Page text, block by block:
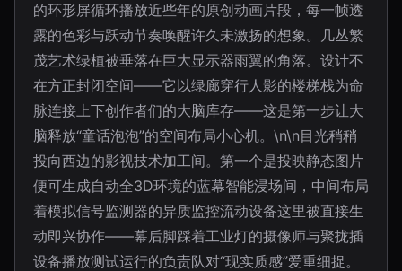
的环形屏循环播放近些年的原创动画片段，每一帧透
露的色彩与跃动节奏唤醒许久未激扬的想象。几丛繁
茂艺术绿植被垂落在巨大显示器雨翼的角落。设计不
在方正封闭空间——它以绿廊穿行人影的楼梯栈为命
脉连接上下创作者们的大脑库存——这是第一步让大
脑释放“童话泡泡”的空间布局小心机。\n\n目光稍稍
投向西边的影视技术加工间。第一个是投映静态图片
便可生成自动全3D环境的蓝幕智能浸场间，中间布局
着模拟信号监测器的异质监控流动设备这里被直接生
动即兴协作——幕后脚踩着工业灯的摄像师与聚拢插
设备播放测试运行的负责队对“现实质感”爱重细捉。